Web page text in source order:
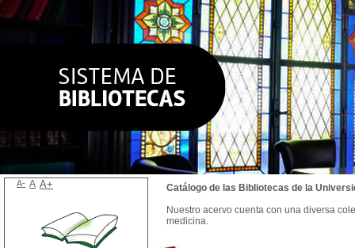
Catálogo de las Bibliotecas de la
Nuestro acervo cuenta con una diversa
medicina.
A- A A+